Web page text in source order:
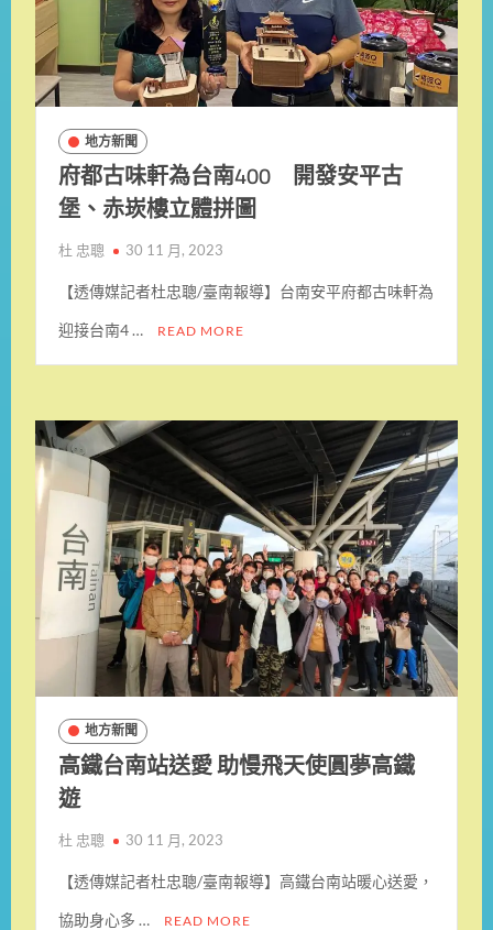
地方新聞
府都古味軒為台南400 開發安平古
堡、赤崁樓立體拼圖
杜 忠聰 30 11 月, 2023
【透傳媒記者杜忠聰/臺南報導】台南安平府都古味軒為
迎接台南4 … READ MORE
地方新聞
高鐵台南站送愛 助慢飛天使圓夢高鐵
遊
杜 忠聰 30 11 月, 2023
【透傳媒記者杜忠聰/臺南報導】高鐵台南站暖心送愛，
協助身心多 … READ MORE